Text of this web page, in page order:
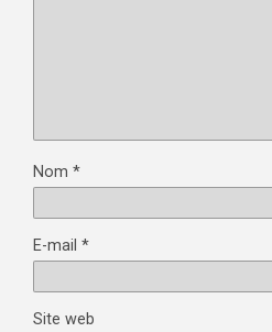
Nom *
E-mail *
Site web